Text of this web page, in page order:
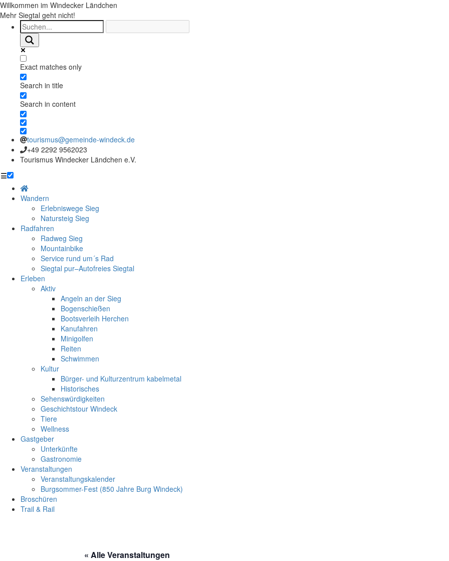
Willkommen im Windecker Ländchen
Mehr Siegtal geht nicht!
Exact matches only
Search in title
Search in content
tourismus@gemeinde-windeck.de
+49 2292 9562023
Tourismus Windecker Ländchen e.V.
☰
Wandern
Erlebniswege Sieg
Natursteig Sieg
Radfahren
Radweg Sieg
Mountainbike
Service rund um´s Rad
Siegtal pur–Autofreies Siegtal
Erleben
Aktiv
Angeln an der Sieg
Bogenschießen
Bootsverleih Herchen
Kanufahren
Minigolfen
Reiten
Schwimmen
Kultur
Bürger- und Kulturzentrum kabelmetal
Historisches
Sehenswürdigkeiten
Geschichtstour Windeck
Tiere
Wellness
Gastgeber
Unterkünfte
Gastronomie
Veranstaltungen
Veranstaltungskalender
Burgsommer-Fest (850 Jahre Burg Windeck)
Broschüren
Trail & Rail
« Alle Veranstaltungen